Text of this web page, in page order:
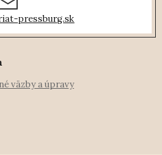
pressburg.sk
väzby a úpravy